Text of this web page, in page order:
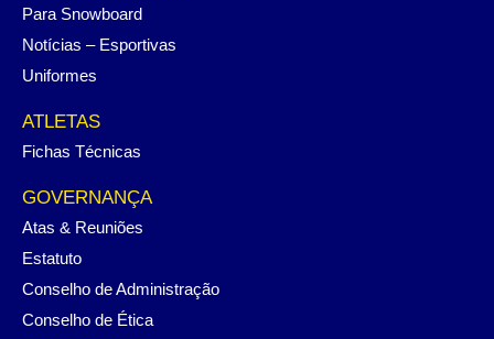
Para Snowboard
Notícias – Esportivas
Uniformes
ATLETAS
Fichas Técnicas
GOVERNANÇA
Atas & Reuniões
Estatuto
Conselho de Administração
Conselho de Ética